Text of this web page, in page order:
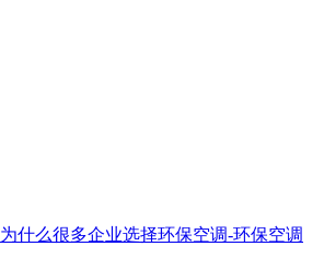
为什么很多企业选择环保空调-环保空调